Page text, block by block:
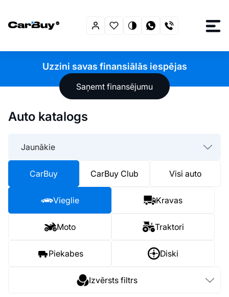
Uzzini savas finansiālās iespējas
Saņemt finansējumu
Auto katalogs
Jaunākie
CarBuy CarBuy Club Visi auto
Vieglie Kravas
Moto Traktori
Piekabes Diski
Izvērsts filtrs